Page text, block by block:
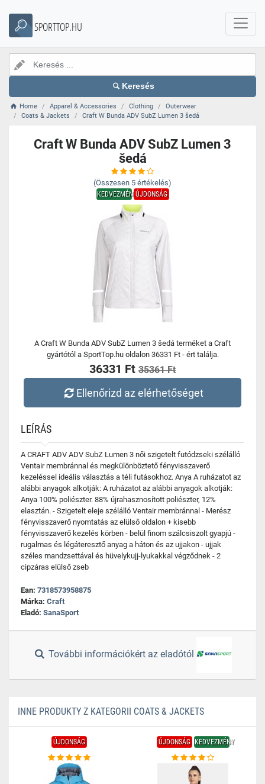
SPORTTOP.HU
Keresés
Home Apparel & Accessories Clothing
Outerwear
Coats & Jackets
Craft W Bunda ADV SubZ Lumen 3 šedá
Craft W Bunda ADV SubZ Lumen 3
šedá
(Összesen 5 értékelés)
KEDVEZMÉNYÚJDONSÁG
A Craft W Bunda ADV SubZ Lumen 3 šedá terméket a Craft
gyártótól a SportTop.hu oldalon 36331 Ft - ért találja.
36331 Ft 35361 Ft
Ellenőrizd az elérhetőséget
LEÍRÁS
A CRAFT ADV ADV SubZ Lumen 3 női szigetelt futódzseki szélálló
Ventair membránnal és megkülönböztető fényvisszaverő
kezeléssel ideális választás a téli futásokhoz. Anya A ruházatot az
alábbi anyagok alkotják: A ruházatot az alábbi anyagok alkotják:
Anya 100% poliészter. 88% újrahasznosított poliészter, 12%
elasztán. - Szigetelt eleje szélálló Ventair membránnal - Merész
fényvisszaverő nyomtatás az elülső oldalon + kisebb
fényvisszaverő kezelés körben - belül finom szálcsiszolt gyapjú -
rugalmas és légáteresztő anyag a háton és az ujjakon - ujjak
széles mandzsettával és hüvelykujj-lyukakkal végződnek - 2
cipzáras elülső zseb
Ean: 7318573958875
Márka: Craft
Eladó: SanaSport
További információkért az eladótól
INNE PRODUKTY Z KATEGORII COATS & JACKETS
ÚJDONSÁG ÚJDONSÁG KEDVEZMÉNY